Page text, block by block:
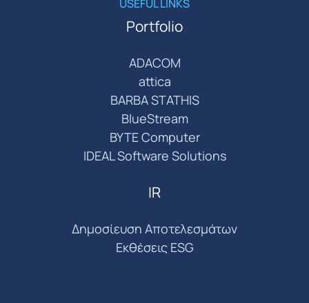
USEFUL LINKS
Portfolio
ADACOM
attica
BARBA STATHIS
BlueStream
BYTE Computer
IDEAL Software Solutions
IR
Δημοσίευση Αποτελεσμάτων
Εκθέσεις ESG